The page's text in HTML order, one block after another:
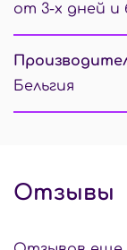
от 3-х дней и
Бельгия
Отзывы